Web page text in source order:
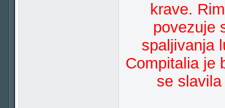
krave.
povezuje
spaljivanja
Compitalia je
se